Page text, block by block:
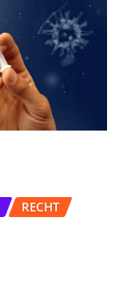
RECHT